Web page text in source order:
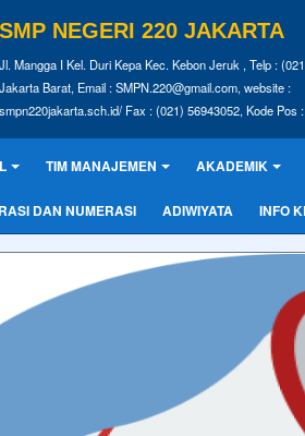
SMP NEGERI 220 JAKARTA
Jl. Mangga I Kel. Duri Kepa Kec. Kebon Jeruk , Telp :
Jakarta Barat, Email : SMPN.220@gmail.com, website :
smpn220jakarta.sch.id/ Fax : (021) 56943052, Kode Pos
TIM MANAJEMEN AKADEMIK
DAN NUMERASI ADIWIYATA INFO